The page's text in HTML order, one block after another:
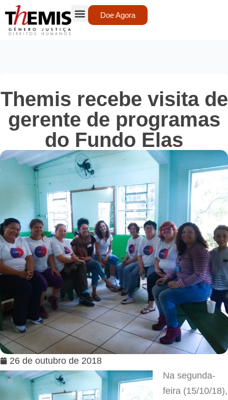
Doe Agora
Themis recebe visita de
gerente de programas
do Fundo Elas
26 de outubro de 2018
Na segunda-
feira (15/10/18),